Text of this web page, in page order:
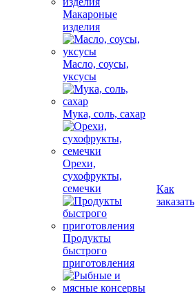
Макароные
изделия
Масло, соусы,
уксусы
Мука, соль, сахар
Орехи,
сухофрукты,
семечки
Продукты
быстрого
приготовления
Как
заказать